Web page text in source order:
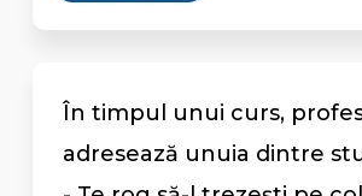
În timpul unui curs,
adresează unuia dintre